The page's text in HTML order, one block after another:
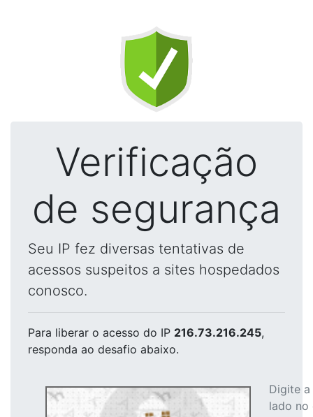
Verificação
de segurança
Seu IP fez diversas tentativas de
acessos suspeitos a sites hospedados
conosco.
Para liberar o acesso do IP 216.73.216.245,
responda ao desafio abaixo.
Digite
lado no